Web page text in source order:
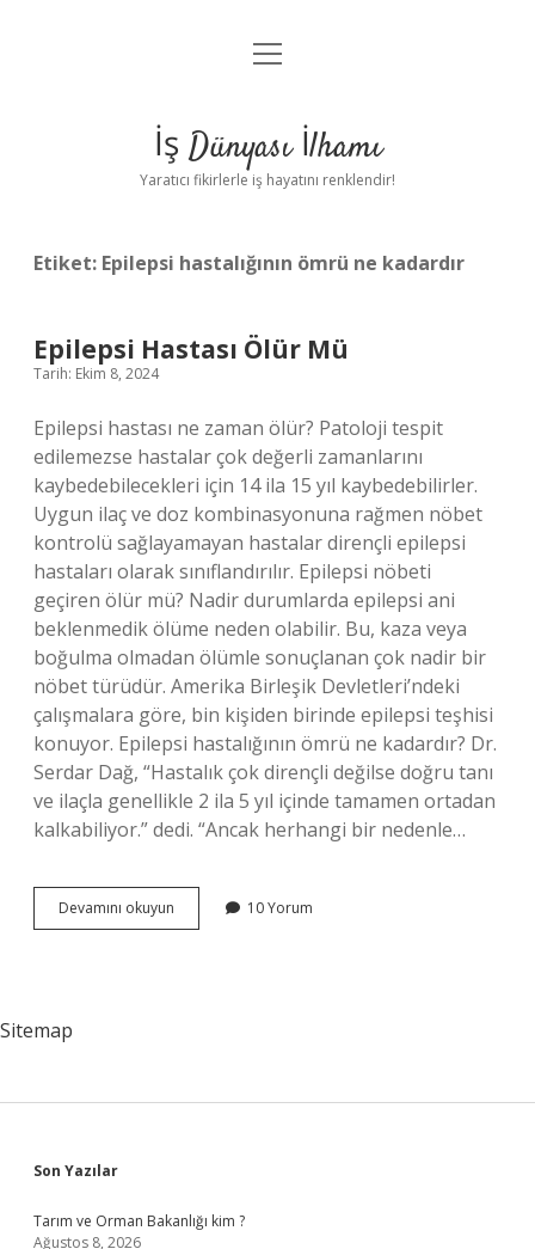
Anasayfa
Yasal Uyarı
menüyü
İş Dünyası İlhamı
Yaratıcı fikirlerle iş hayatını renklendir!
Etiket: Epilepsi hastalığının ömrü ne kadardır
Epilepsi Hastası Ölür Mü
Tarih: Ekim 8, 2024
Epilepsi hastası ne zaman ölür? Patoloji tespit
edilemezse hastalar çok değerli zamanlarını
kaybedebilecekleri için 14 ila 15 yıl kaybedebilirler.
Uygun ilaç ve doz kombinasyonuna rağmen nöbet
kontrolü sağlayamayan hastalar dirençli epilepsi
hastaları olarak sınıflandırılır. Epilepsi nöbeti
geçiren ölür mü? Nadir durumlarda epilepsi ani
beklenmedik ölüme neden olabilir. Bu, kaza veya
boğulma olmadan ölümle sonuçlanan çok nadir bir
nöbet türüdür. Amerika Birleşik Devletleri’ndeki
çalışmalara göre, bin kişiden birinde epilepsi teşhisi
konuyor. Epilepsi hastalığının ömrü ne kadardır? Dr.
Serdar Dağ, “Hastalık çok dirençli değilse doğru tanı
ve ilaçla genellikle 2 ila 5 yıl içinde tamamen ortadan
kalkabiliyor.” dedi. “Ancak herhangi bir nedenle…
Devamını okuyun
Hastası
10 Yorum
Sitemap
Sidebar
Son Yazılar
Tarım ve Orman Bakanlığı kim ?
Ağustos 8, 2026